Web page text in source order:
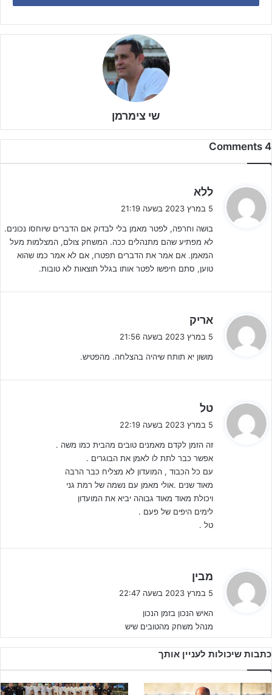
לאחר המשחק יוחסו למאמן הפועל ר"ג דברים שנאמרו לכאורה, ובעקבות
אותם דברים ברמת גן החליטו להיפרד ממאמן הקבוצה. יש יגידו כי ברמת
גן ניצלו לכאורה את האירוע כדי להיפרד מישראל אביטן , לאור חוסר
מי שנקרא אל הדגל להוביל את הקבוצה במטרה לנסות ולהשאירה בליגת
העל הוא
משה טונדובסקימי שמאמן העונה את קבוצת ילדים ב' של
האורדונים ונחשב למאמן מאוד מוערך במועדון. טונדובסקי יוביל את
הקבוצה בשני המשחקים הקרובים ולאחר מכן יקבלו בר"ג החלטה מי
יישאר על הקווים עד תום העונה. במחזור אמצע השבוע הפועל ר"ג
את בנו יובל המשחק בהפועל ת"א.
שי צימרמן
4 Comments
ללא
ב
:
5 במרץ 2023 בשעה 21:19
בושה וחרפה, לפטר מאמן בלי לבדוק אם הדברים שיוחסו נכונים.
לא מפתיע שהם מתנהלים ככה. המשחק צולם, המצלמות מעל
המאמן. אם אמר את הדברים תפטרו, אם לא אמר כמו שהוא
טוען, סתם חיפשו לפטר אותו בגלל תוצאות לא טובות.
אריק
ב
5 במרץ 2023 בשעה 21:56
מושון יא תותח שיהיה בהצלחה. מהפטיש.
טל
ב
:
5 במרץ 2023 בשעה 22:19
זה הזמן לקדם מאמנים טובים מהבית כמו משה .
אפשר כבר לתת לו לאמן את הבוגרים .
עם כל הכבוד , המועדון לא מצליח כבר הרבה
מאוד שנים .אולי מאמן עם נשמה של רמת גני
ויכולת מאוד מאוד גבוהה יביא את המועדון
לימים היפים של פעם .
טל .
מבין
ב
:
5 במרץ 2023 בשעה 22:47
האיש הנכון בזמן הנכון
מנהל משחק מהטובים שיש
כתבות שיכולות לעניין אותך